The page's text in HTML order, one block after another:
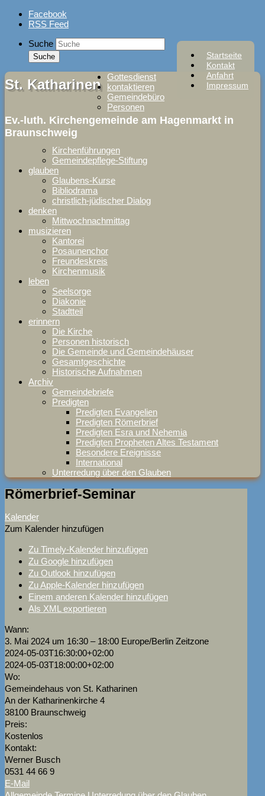
Skip
Facebook
RSS Feed
Startseite
Kontakt
Anfahrt
Impressum
Suche
St. Katharinen
Ev.-luth. Kirchengemeinde am Hagenmarkt in
Braunschweig
Gottesdienst
kontaktieren
Gemeindebüro
Personen
Kirchenführungen
Gemeindepflege-Stiftung
glauben
Glaubens-Kurse
Bibliodrama
christlich-jüdischer Dialog
denken
Mittwochnachmittag
musizieren
Kantorei
Posaunenchor
Freundeskreis
Kirchenmusik
leben
Seelsorge
Diakonie
Stadtteil
erinnern
Die Kirche
Personen historisch
Die Gemeinde und Gemeindehäuser
Gesamtgeschichte
Historische Aufnahmen
Archiv
Gemeindebriefe
Predigten
Predigten Evangelien
Predigten Römerbrief
Predigten Esra und Nehemia
Predigten Propheten Altes Testament
Besondere Ereignisse
International
Unterredung über den Glauben
Römerbrief-Seminar
Kalender
Zum Kalender hinzufügen
Zu Timely-Kalender hinzufügen
Zu Google hinzufügen
Zu Outlook hinzufügen
Zu Apple-Kalender hinzufügen
Einem anderen Kalender hinzufügen
Als XML exportieren
Wann:
3. Mai 2024 um 16:30 – 18:00 Europe/Berlin Zeitzone
2024-05-03T16:30:00+02:00
2024-05-03T18:00:00+02:00
Wo:
Gemeindehaus von St. Katharinen
An der Katharinenkirche 4
38100 Braunschweig
Preis:
Kostenlos
Kontakt:
Werner Busch
0531 44 66 9
E-Mail